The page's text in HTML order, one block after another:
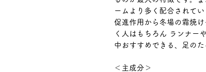
ームより多く配合されて
促進作用から冬場の霜焼
く人はもちろん ランナー
中おすすめできる、足のた
＜主成分＞